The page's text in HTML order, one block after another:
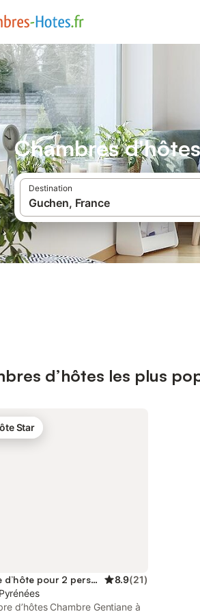
Chambres
Destination
d’hôtes les plus
Star
Chambre d’hôte pour 2 personnes 8.9(21)
d’hôtes Chambre Gentiane à